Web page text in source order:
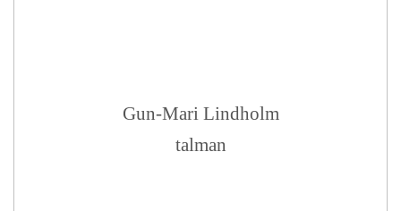
Gun-Mari Lindholm
talman